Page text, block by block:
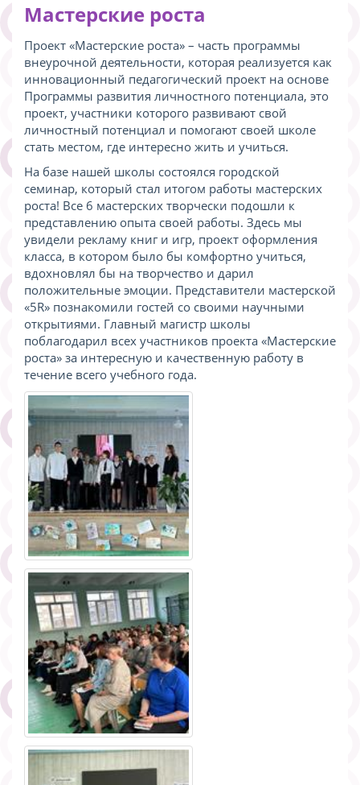
Мастерские роста
Проект «Мастерские роста» – часть программы
внеурочной деятельности, которая реализуется как
инновационный педагогический проект на основе
Программы развития личностного потенциала, это
проект, участники которого развивают свой
личностный потенциал и помогают своей школе
стать местом, где интересно жить и учиться.
На базе нашей школы состоялся городской
семинар, который стал итогом работы мастерских
роста! Все 6 мастерских творчески подошли к
представлению опыта своей работы. Здесь мы
увидели рекламу книг и игр, проект оформления
класса, в котором было бы комфортно учиться,
вдохновлял бы на творчество и дарил
положительные эмоции. Представители мастерской
«5R» познакомили гостей со своими научными
открытиями. Главный магистр школы
поблагодарил всех участников проекта «Мастерские
роста» за интересную и качественную работу в
течение всего учебного года.